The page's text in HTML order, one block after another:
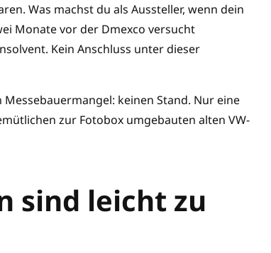
Was machst du als Aussteller, wenn dein
Monate vor der Dmexco versucht
Kein Anschluss unter dieser
keinen Stand. Nur eine
zur Fotobox umgebauten alten VW-
sind leicht zu